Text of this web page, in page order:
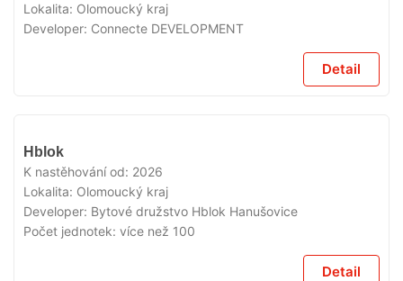
Lokalita: Olomoucký kraj
Developer: Connecte DEVELOPMENT
Detail
Hblok
K nastěhování od: 2026
Lokalita: Olomoucký kraj
Developer: Bytové družstvo Hblok Hanušovice
Počet jednotek: více než 100
Detail